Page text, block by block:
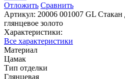
Отложить Сравнить
Артикул: 20006 001007 GL
глянцевое золото
Характеристики:
Все характеристики
Материал
Цамак
Тип отделки
Глянцевая